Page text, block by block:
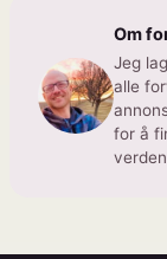
Om
Jeg
alle
for å